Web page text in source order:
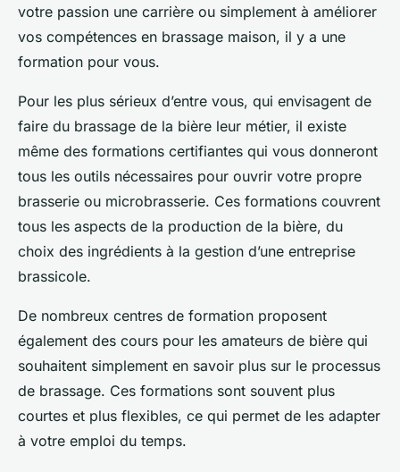
votre passion une carrière ou simplement à améliorer
vos compétences en brassage maison, il y a une
formation pour vous.
Pour les plus sérieux d’entre vous, qui envisagent de
faire du brassage de la bière leur métier, il existe
même des formations certifiantes qui vous donneront
tous les outils nécessaires pour ouvrir votre propre
brasserie ou microbrasserie. Ces formations couvrent
tous les aspects de la production de la bière, du
choix des ingrédients à la gestion d’une entreprise
brassicole.
De nombreux centres de formation proposent
également des cours pour les amateurs de bière qui
souhaitent simplement en savoir plus sur le processus
de brassage. Ces formations sont souvent plus
courtes et plus flexibles, ce qui permet de les adapter
à votre emploi du temps.